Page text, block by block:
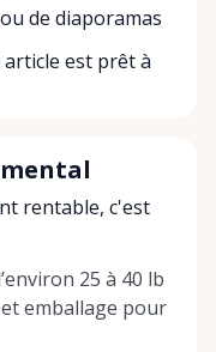
de diaporamas
article est prêt à
rentable, c'est
25 à 40 lb
emballage pour